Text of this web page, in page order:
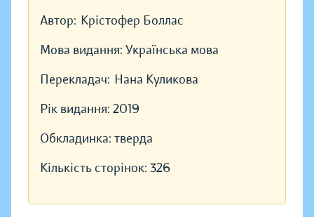
Автор: Крістофер Боллас
Мова видання: Українська мова
Перекладач: Нана Куликова
Рік видання: 2019
Обкладинка: тверда
Кількість сторінок: 326